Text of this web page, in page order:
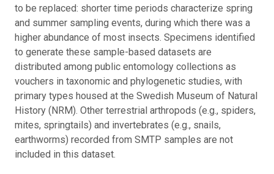
to be replaced: shorter time periods characterize spring
and summer sampling events, during which there was a
higher abundance of most insects. Specimens identified
to generate these sample-based datasets are
distributed among public entomology collections as
vouchers in taxonomic and phylogenetic studies, with
primary types housed at the Swedish Museum of Natural
History (NRM). Other terrestrial arthropods (e.g., spiders,
mites, springtails) and invertebrates (e.g., snails,
earthworms) recorded from SMTP samples are not
included in this dataset.